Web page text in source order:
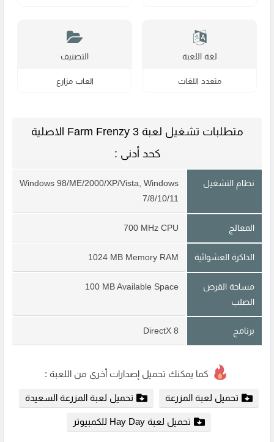
لغة اللعبة
متعدد اللغات
التصنيف
العاب مزارع
متطلبات تشغيل لعبة Farm Frenzy 3 الاصلية
كحد أدنى :
نظام التشغيل
Windows 98/ME/2000/XP/Vista, Windows
7/8/10/11
المعالج 700 MHz CPU
الذاكرة العشوائية 1024 MB Memory RAM
مساحة القرص
الصلب
100 MB Available Space
برنامج DirectX 8
كما يمكنك تحميل إصدارات أخرى من اللعبة :
تحميل لعبة المزرعة تحميل لعبة المزرعة السعيدة
تحميل لعبة Hay Day للكمبيوتر